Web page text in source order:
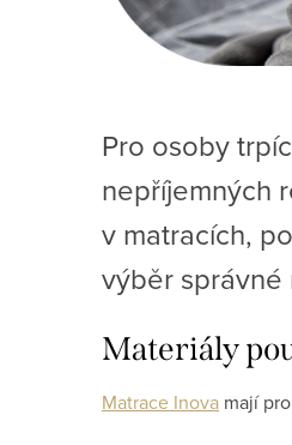
Pro osoby
nepříjemných
v matracích,
výběr
Materiály
Matrace Inova mají